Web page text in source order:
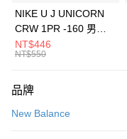
元大商業銀行
台灣樂天信用卡公司
全盈+PAY
AFTEE先享後付
【關於「AFTEE先享後付」】
便利好安心！
運送方式
NIKE U J UNICORN
CRW 1PR -160 男女
中統襪 FZ3393100
NT$446
NT$550
品牌
New Balance